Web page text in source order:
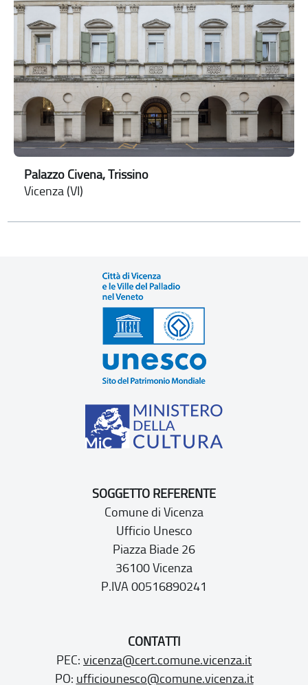
Palazzo Civena, Trissino
Vicenza (VI)
SOGGETTO REFERENTE
Comune di Vicenza
Ufficio Unesco
Piazza Biade 26
36100 Vicenza
P.IVA 00516890241
CONTATTI
PEC: vicenza@cert.comune.vicenza.it
PO: ufficiounesco@comune.vicenza.it